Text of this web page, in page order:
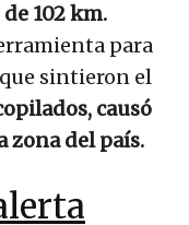
102 km.
para
sintieron el
causó
zona del país.